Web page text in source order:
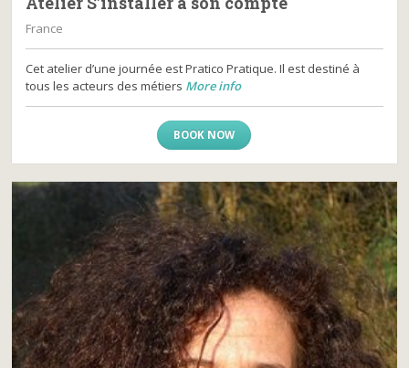
France
Cet atelier d’une journée est Pratico Pratique. Il est destiné à
tous les acteurs des métiers More info
BOOK NOW